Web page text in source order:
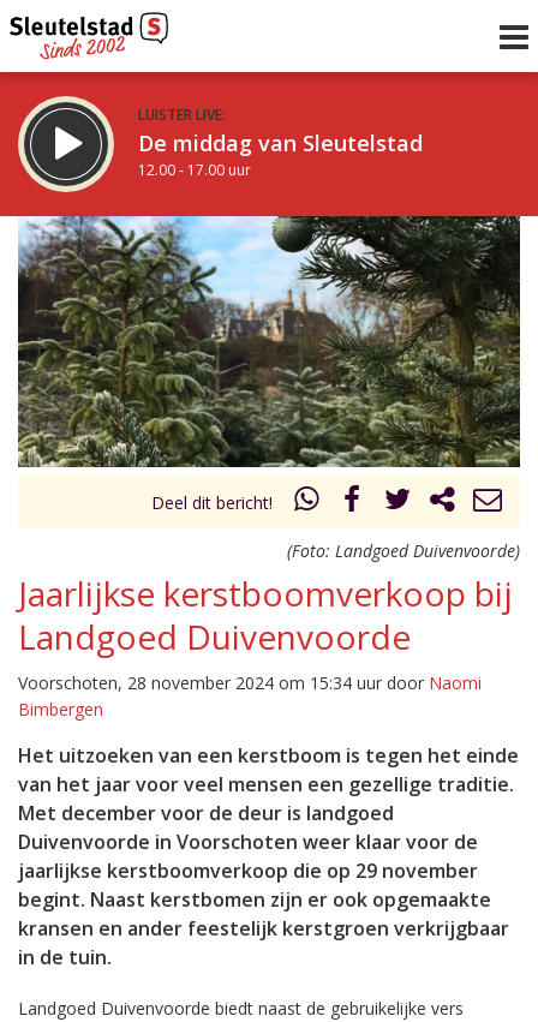
LUISTER LIVE:
De middag van Sleutelstad
12.00 - 17.00 uur
STRAKS:
Sleutelstad 30
17.00 - 19.00 uur
Vorig uur
uur 1 van 0 Volgend uur
Inklappen
Deel dit bericht!
(Foto: Landgoed Duivenvoorde)
Jaarlijkse kerstboomverkoop bij
Landgoed Duivenvoorde
Voorschoten, 28 november 2024 om 15:34 uur door Naomi
Bimbergen
Het uitzoeken van een kerstboom is tegen het einde
van het jaar voor veel mensen een gezellige traditie.
Met december voor de deur is landgoed
Duivenvoorde in Voorschoten weer klaar voor de
jaarlijkse kerstboomverkoop die op 29 november
begint. Naast kerstbomen zijn er ook opgemaakte
kransen en ander feestelijk kerstgroen verkrijgbaar
in de tuin.
Landgoed Duivenvoorde biedt naast de gebruikelijke vers